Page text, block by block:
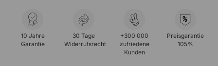
10 Jahre
Garantie
30 Tage
Widerrufsrecht
+300 000
zufriedene
Kunden
%
Preisgarantie
105%